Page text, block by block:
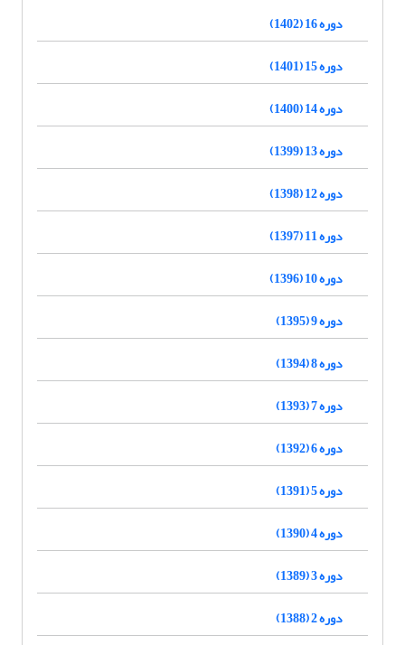
دوره 16 (1402)
دوره 15 (1401)
دوره 14 (1400)
دوره 13 (1399)
دوره 12 (1398)
دوره 11 (1397)
دوره 10 (1396)
دوره 9 (1395)
دوره 8 (1394)
دوره 7 (1393)
دوره 6 (1392)
دوره 5 (1391)
دوره 4 (1390)
دوره 3 (1389)
دوره 2 (1388)